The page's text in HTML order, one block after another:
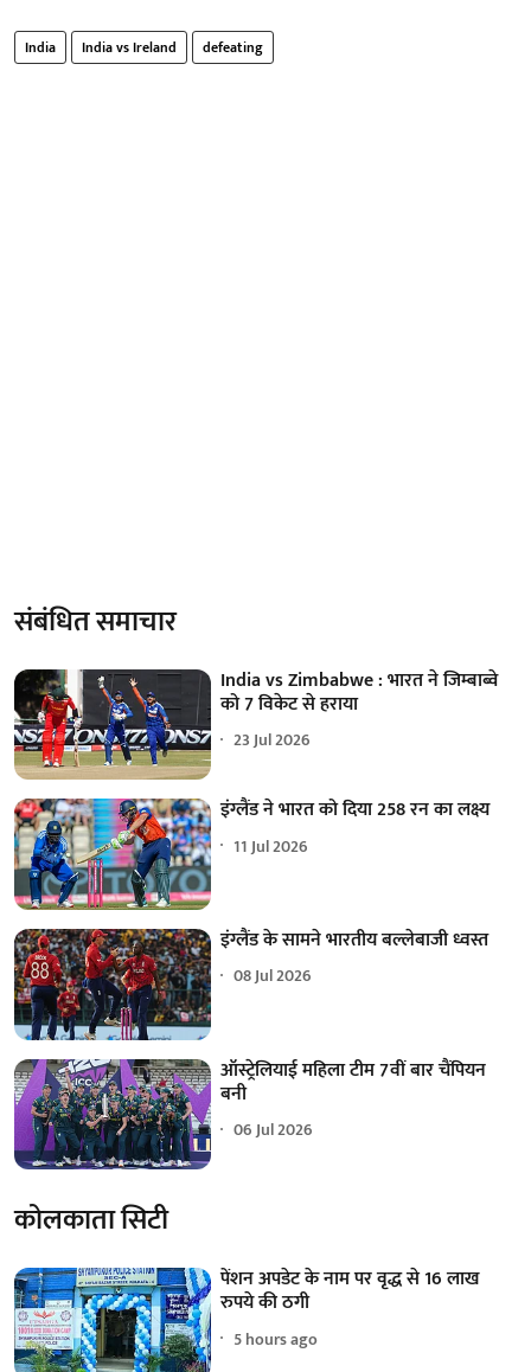
India India vs Ireland defeating
संबंधित समाचार
India vs Zimbabwe : भारत ने जिम्बाब्वे
को 7 विकेट से हराया
23 Jul 2026
इंग्लैंड ने भारत को दिया 258 रन का लक्ष्य
11 Jul 2026
इंग्लैंड के सामने भारतीय बल्लेबाजी ध्वस्त
08 Jul 2026
ऑस्ट्रेलियाई महिला टीम 7वीं बार चैंपियन
बनी
06 Jul 2026
कोलकाता सिटी
पेंशन अपडेट के नाम पर वृद्ध से 16 लाख
रुपये की ठगी
5 hours ago